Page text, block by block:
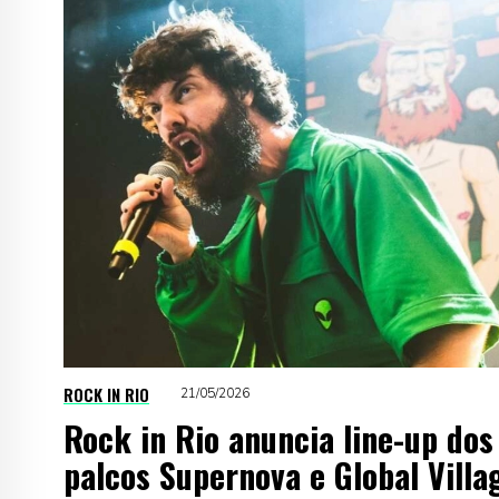
ROCK IN RIO 21/05/2026
Rock in Rio anuncia line-up dos
palcos Supernova e Global